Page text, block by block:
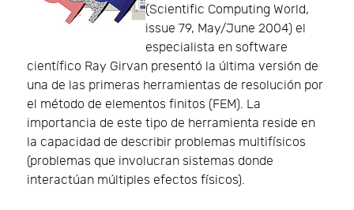
(Scientific Computing World,
issue 79, May/June 2004) el
especialista en software
científico Ray Girvan presentó la última versión de
una de las primeras herramientas de resolución por
el método de elementos finitos (FEM). La
importancia de este tipo de herramienta reside en
la capacidad de describir problemas multifísicos
(problemas que involucran sistemas donde
interactúan múltiples efectos físicos).